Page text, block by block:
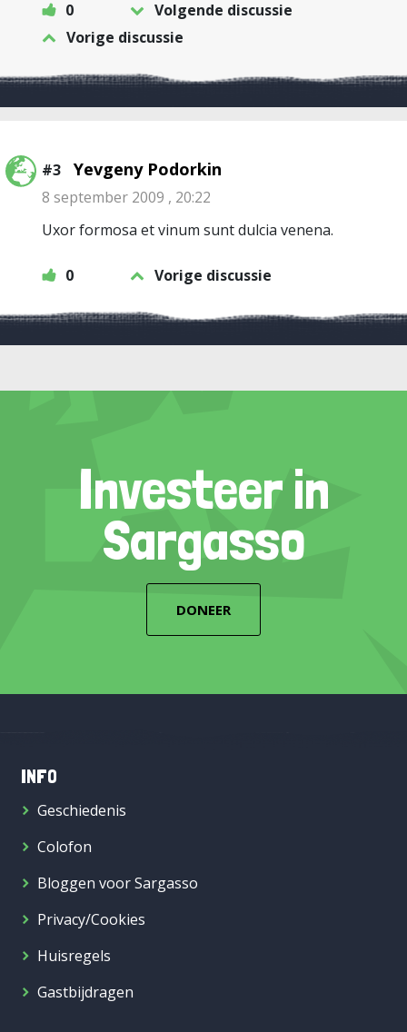
0
Volgende discussie
Vorige discussie
#3 Yevgeny Podorkin
8 september 2009 , 20:22
Uxor formosa et vinum sunt dulcia venena.
0 Vorige discussie
Investeer in
Sargasso
DONEER
INFO
Geschiedenis
Colofon
Bloggen voor Sargasso
Privacy/Cookies
Huisregels
Gastbijdragen